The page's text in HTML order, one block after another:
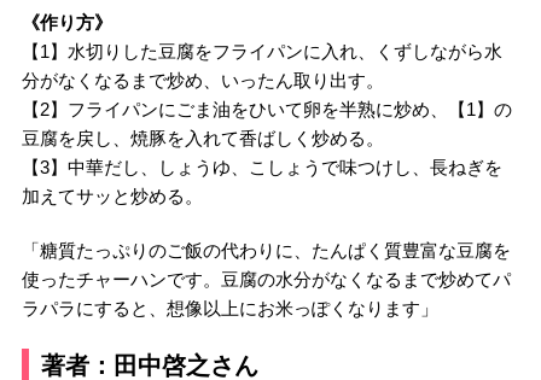
《作り方》
【1】水切りした豆腐をフライパンに入れ、くずしながら水
分がなくなるまで炒め、いったん取り出す。
【2】フライパンにごま油をひいて卵を半熟に炒め、【1】の
豆腐を戻し、焼豚を入れて香ばしく炒める。
【3】中華だし、しょうゆ、こしょうで味つけし、長ねぎを
加えてサッと炒める。
「糖質たっぷりのご飯の代わりに、たんぱく質豊富な豆腐を
使ったチャーハンです。豆腐の水分がなくなるまで炒めてパ
ラパラにすると、想像以上にお米っぽくなります」
著者：田中啓之さん